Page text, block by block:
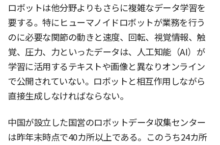
ロボットは他分野よりもさらに複雑なデータ学習を
要する。特にヒューマノイドロボットが業務を行う
のに必要な関節の動きと速度、回転、視覚情報、触
覚、圧力、力といったデータは、人工知能（AI）が
学習に活用するテキストや画像と異なりオンライン
で公開されていない。ロボットと相互作用しながら
直接生成しなければならない。
中国が設立した国営のロボットデータ収集センター
は昨年末時点で40カ所以上である。このうち24カ所